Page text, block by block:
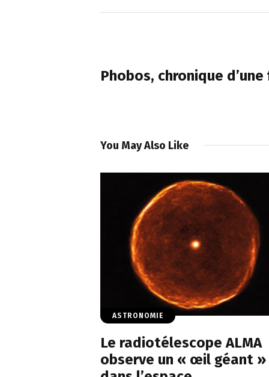
l’article
Phobos, chronique
You May Also Like
ASTRONOMIE
Le radiotélescope ALMA
observe un « œil géant »